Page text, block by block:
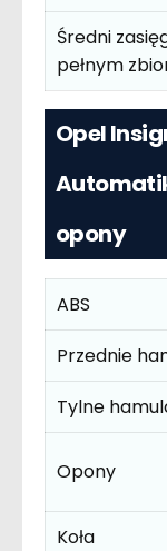
Średni
pełnym
Opel
opony
ABS
Przednie
Tylne
Opony
Koła